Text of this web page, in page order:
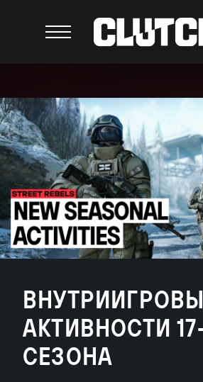
АКТИВНОСТИ
СЕЗОНА